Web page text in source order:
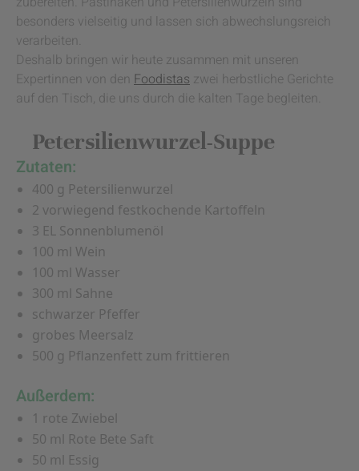
besonders vielseitig und lassen sich abwechslungsreich
verarbeiten.
Deshalb bringen wir heute zusammen mit unseren
Expertinnen von den Foodistas zwei herbstliche Gerichte
auf den Tisch, die uns durch die kalten Tage begleiten.
Petersilienwurzel-Suppe
Zutaten:
400 g Petersilienwurzel
2 vorwiegend festkochende Kartoffeln
3 EL Sonnenblumenöl
100 ml Wein
100 ml Wasser
300 ml Sahne
schwarzer Pfeffer
grobes Meersalz
500 g Pflanzenfett zum frittieren
Außerdem:
1 rote Zwiebel
50 ml Rote Bete Saft
50 ml Essig